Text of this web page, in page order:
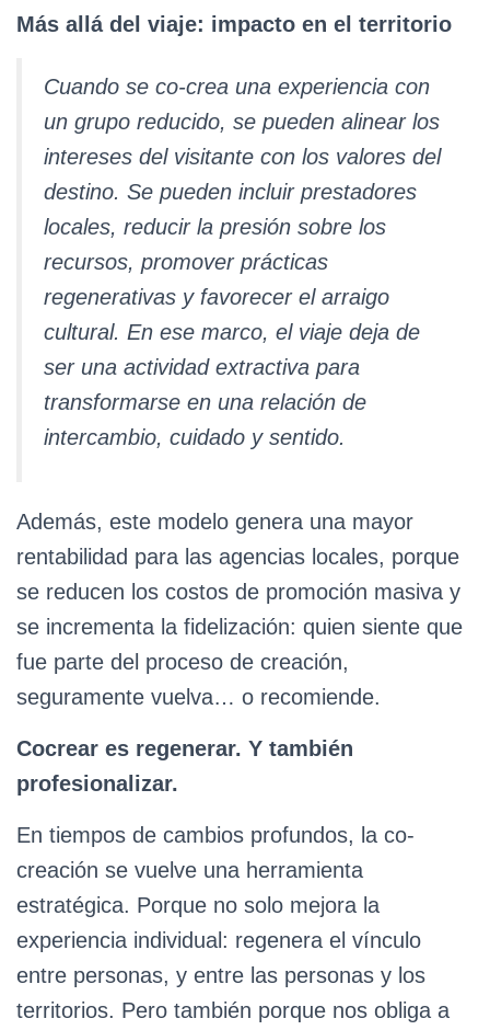
Más allá del viaje: impacto en el territorio
Cuando se co-crea una experiencia con
un grupo reducido, se pueden alinear los
intereses del visitante con los valores del
destino. Se pueden incluir prestadores
locales, reducir la presión sobre los
recursos, promover prácticas
regenerativas y favorecer el arraigo
cultural. En ese marco, el viaje deja de
ser una actividad extractiva para
transformarse en una relación de
intercambio, cuidado y sentido.
Además, este modelo genera una mayor
rentabilidad para las agencias locales, porque
se reducen los costos de promoción masiva y
se incrementa la fidelización: quien siente que
fue parte del proceso de creación,
seguramente vuelva… o recomiende.
Cocrear es regenerar. Y también
profesionalizar.
En tiempos de cambios profundos, la co-
creación se vuelve una herramienta
estratégica. Porque no solo mejora la
experiencia individual: regenera el vínculo
entre personas, y entre las personas y los
territorios. Pero también porque nos obliga a